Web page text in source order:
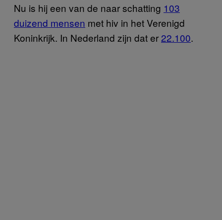
Nu is hij een van de naar schatting 103
duizend mensen met hiv in het Verenigd
Koninkrijk. In Nederland zijn dat er 22.100.